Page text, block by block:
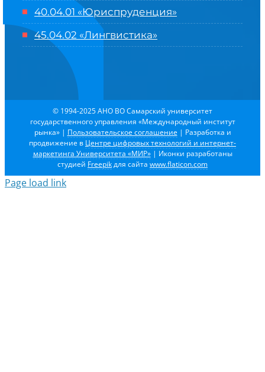
40.04.01 «Юриспруденция»
45.04.02 «Лингвистика»
© 1994-2025 АНО ВО Самарский университет
государственного управления «Международный институт
рынка» | Пользовательское соглашение | Разработка и
продвижение в Центре цифровых технологий и интернет-
маркетинга Университета «МИР»| Иконки разработаны
студией Freepikдля сайта www.flaticon.com
Page load link